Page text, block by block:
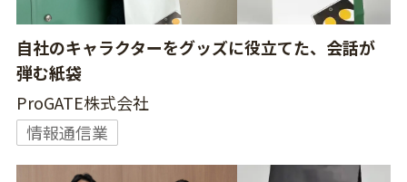
自社のキャラクターをグッズに役立てた、会話が
弾む紙袋
ProGATE株式会社
情報通信業